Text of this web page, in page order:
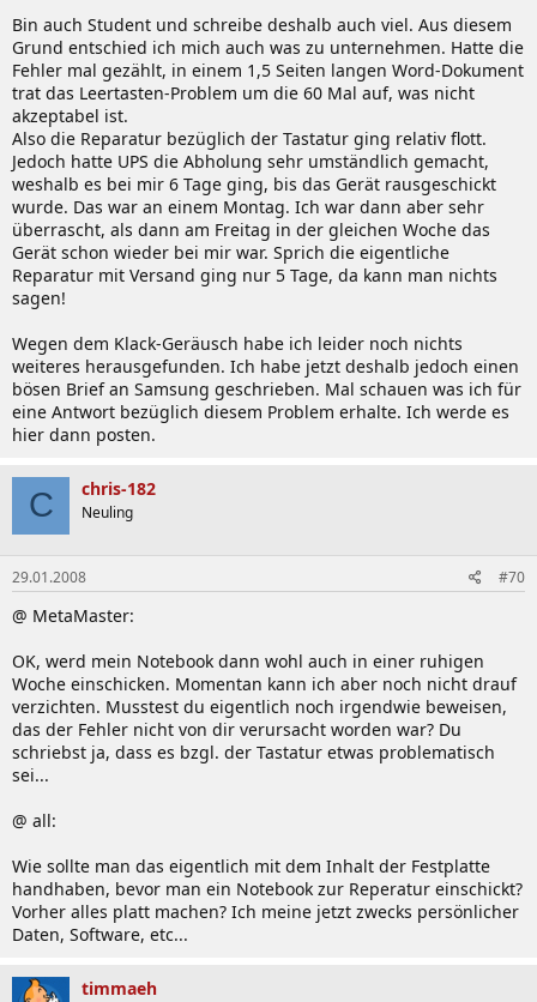
[*]
Umbelegung der Av-Taste: (Dank an gardene)
Nähere Infos hier:
[*]Ein- und ausschalten der WebCam: (Dank an da_s)
Download:
Mit Hilfe einer Batch-Datei von da_s ist
es möglich die integrierte WebCam im R70 zu
deaktivieren und zu aktivieren. Einfach die devcon.rar
herunterladen und an einem beliebigen Ort
entpacken. Dann einfach die WebCam32.bat für 32bit
Betriebssysteme ausführen.
[*]Übertakten des R70: (Dank an da_s)
sucht, sollte mal in diesem Thread nachschauen
[*]EISA Konfiguration/Partition löschen: (Dank an r70)
r70 schrieb:
Die "Samsung Recovery Solution II" legt standardmäßig
eine ca. 11 GB große GB OEM-Partition an um das
Betriebssystem zu spiegeln und die Rückkehr zu einem
"jungfräulichen" System zu ermöglichen. D.h. anstelle
(z.B. weil er auf seine mitgelieferte Windows-CD vertraut
oder auf eine externe Platte spiegelt) kann diese Partition
löschen und den Speicher somit wieder freigeben.
"Start" -> "Ausführen" -> "cmd.exe"
Zum Vergrößern anklicken....
[*]
Tastatur ausbauen und reinigen: (Dank an
Bin auch Student und schreibe deshalb auch viel. Aus diesem
Grund entschied ich mich auch was zu unternehmen. Hatte die
Fehler mal gezählt, in einem 1,5 Seiten langen Word-Dokument
trat das Leertasten-Problem um die 60 Mal auf, was nicht
akzeptabel ist.
Also die Reparatur bezüglich der Tastatur ging relativ flott.
Jedoch hatte UPS die Abholung sehr umständlich gemacht,
weshalb es bei mir 6 Tage ging, bis das Gerät rausgeschickt
wurde. Das war an einem Montag. Ich war dann aber sehr
überrascht, als dann am Freitag in der gleichen Woche das
Gerät schon wieder bei mir war. Sprich die eigentliche
Reparatur mit Versand ging nur 5 Tage, da kann man nichts
sagen!
Wegen dem Klack-Geräusch habe ich leider noch nichts
weiteres herausgefunden. Ich habe jetzt deshalb jedoch einen
bösen Brief an Samsung geschrieben. Mal schauen was ich für
eine Antwort bezüglich diesem Problem erhalte. Ich werde es
hier dann posten.
C chris-182
Neuling
29.01.2008 #70
@ MetaMaster:
OK, werd mein Notebook dann wohl auch in einer ruhigen
Woche einschicken. Momentan kann ich aber noch nicht drauf
verzichten. Musstest du eigentlich noch irgendwie beweisen,
das der Fehler nicht von dir verursacht worden war? Du
schriebst ja, dass es bzgl. der Tastatur etwas problematisch
sei...
@ all:
Wie sollte man das eigentlich mit dem Inhalt der Festplatte
handhaben, bevor man ein Notebook zur Reperatur einschickt?
Vorher alles platt machen? Ich meine jetzt zwecks persönlicher
Daten, Software, etc...
timmaeh